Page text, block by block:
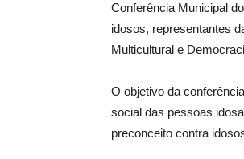
Conferência Municipal
idosos, representantes
Multicultural e
O objetivo da
social das pessoas
preconceito contra